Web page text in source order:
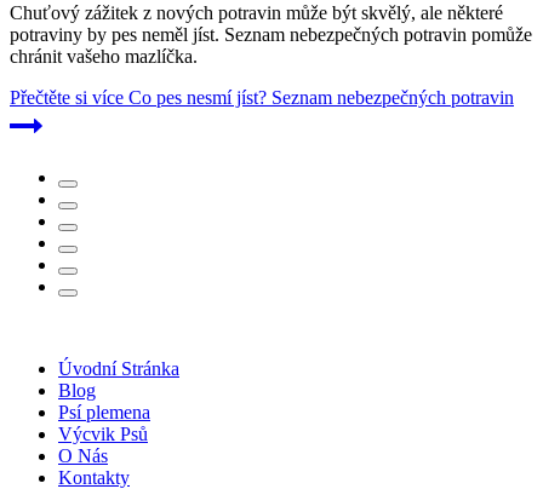
Chuťový zážitek z nových potravin může být skvělý, ale některé
potraviny by pes neměl jíst. Seznam nebezpečných potravin pomůže
chránit vašeho mazlíčka.
Přečtěte si více Co pes nesmí jíst? Seznam nebezpečných potravin
Úvodní Stránka
Blog
Psí plemena
Výcvik Psů
O Nás
Kontakty